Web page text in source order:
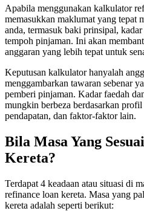
Apabila menggunakan kalkulator
memasukkan maklumat yang tepat
anda, termasuk baki prinsipal, kadar
tempoh pinjaman. Ini akan
anggaran yang lebih tepat untuk
Keputusan kalkulator hanyalah
menggambarkan tawaran sebenar
pemberi pinjaman. Kadar faedah
mungkin berbeza berdasarkan
pendapatan, dan faktor-faktor lain.
Bila Masa Yang
Kereta?
Terdapat 4 keadaan atau situasi di
refinance loan kereta. Masa yang
kereta adalah seperti berikut: